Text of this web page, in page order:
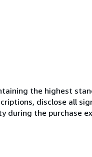
the highest
disclose all
during the purchase